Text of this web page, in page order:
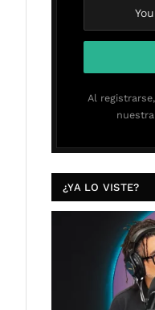
Al
nuestra
¿YA LO VISTE?